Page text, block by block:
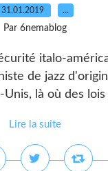
31.01.2019 …
Par 6nemablog
italo-
de jazz
là où des
Lire la suite